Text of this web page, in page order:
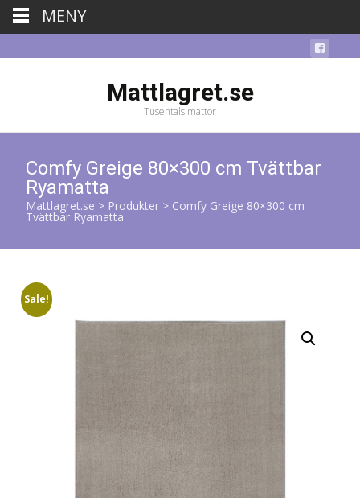
Mattlagret.se
Tusentals mattor
Comfy Greige 80×300 cm Tvättbar
Ryamatta
Mattlagret.se > Produkter > Comfy Greige 80×300 cm
Tvättbar Ryamatta
Sale!
MENY